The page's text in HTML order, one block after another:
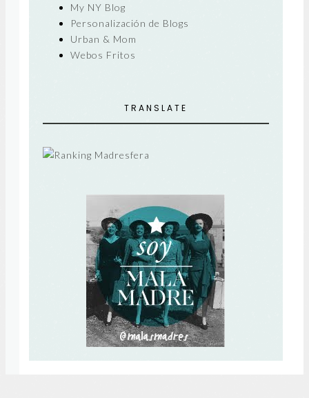
My NY Blog
Personalización de Blogs
Urban & Mom
Webos Fritos
TRANSLATE